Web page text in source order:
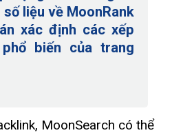
liệu về MoonRank
xác định các xếp
biến của trang
MoonSearch có thể